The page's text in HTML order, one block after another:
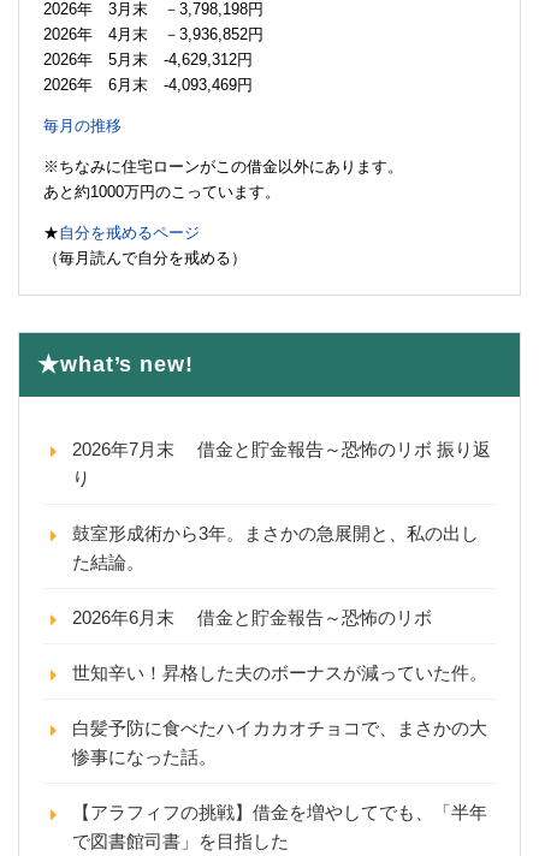
2026年 3月末 －3,798,198円
2026年 4月末 －3,936,852円
2026年 5月末 -4,629,312円
2026年 6月末 -4,093,469円
毎月の推移
※ちなみに住宅ローンがこの借金以外にあります。
あと約1000万円のこっています。
★自分を戒めるページ
（毎月読んで自分を戒める）
★what’s new!
2026年7月末 借金と貯金報告～恐怖のリボ 振り返
り
鼓室形成術から3年。まさかの急展開と、私の出し
た結論。
2026年6月末 借金と貯金報告～恐怖のリボ
世知辛い！昇格した夫のボーナスが減っていた件。
白髪予防に食べたハイカカオチョコで、まさかの大
惨事になった話。
【アラフィフの挑戦】借金を増やしてでも、「半年
で図書館司書」を目指した